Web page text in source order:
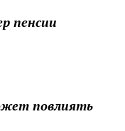
пенсии
повлиять